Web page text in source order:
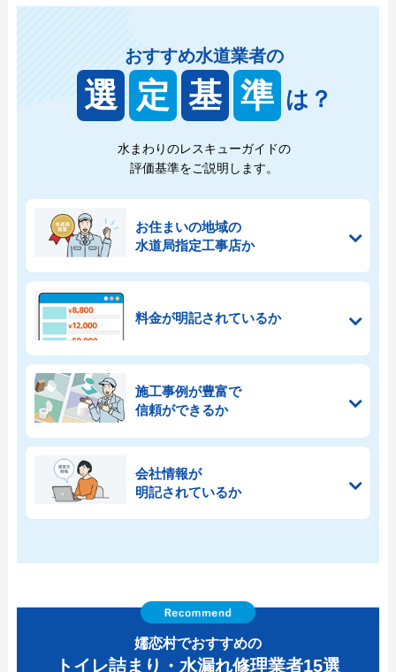
おすすめ水道業者の
選 定 基 準 は？
水まわりのレスキューガイドの
評価基準をご説明します。
お住まいの地域の
水道局指定工事店か
料金が明記されているか
施工事例が豊富で
信頼ができるか
会社情報が
明記されているか
嬬恋村でおすすめの
トイレ詰まり・水漏れ修理業者15選